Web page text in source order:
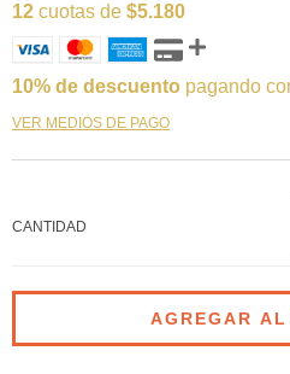
12 cuotas de $5.180
10% de descuento pagando
VER MEDIOS DE PAGO
CANTIDAD